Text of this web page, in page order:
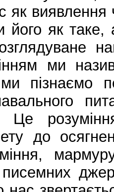
як
його як
ми
пізнаємо
Це
до
писемних